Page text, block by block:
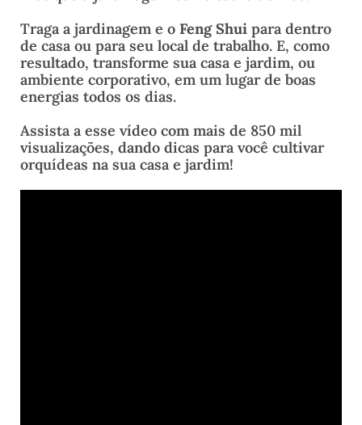
Traga a jardinagem e o Feng Shui para dentro
de casa ou para seu local de trabalho. E, como
resultado, transforme sua casa e jardim, ou
ambiente corporativo, em um lugar de boas
energias todos os dias.
Assista a esse vídeo com mais de 850 mil
visualizações, dando dicas para você cultivar
orquídeas na sua casa e jardim!